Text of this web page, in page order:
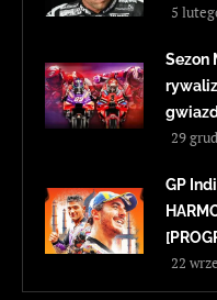
5
Sezon
29
GP
22